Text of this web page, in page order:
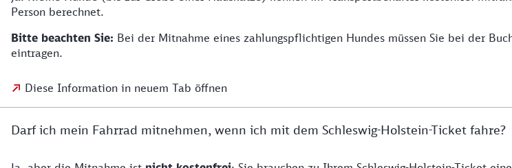
Person berechnet.
Bitte beachten Sie: Bei der Mitnahme eines zahlungspflichtigen Hundes müssen Sie bei der
eintragen.
Diese Information in neuem Tab öffnen
Darf ich mein Fahrrad mitnehmen, wenn ich mit dem Schleswig-Holstein-Ticket fahre?